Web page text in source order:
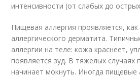
интенсивности (от слабых до
Пищевая аллергия проявляется,
аллергического дерматита.
аллергии на теле: кожа краснеет,
появляется зуд. В тяжелых случаях
начинает мокнуть. Иногда